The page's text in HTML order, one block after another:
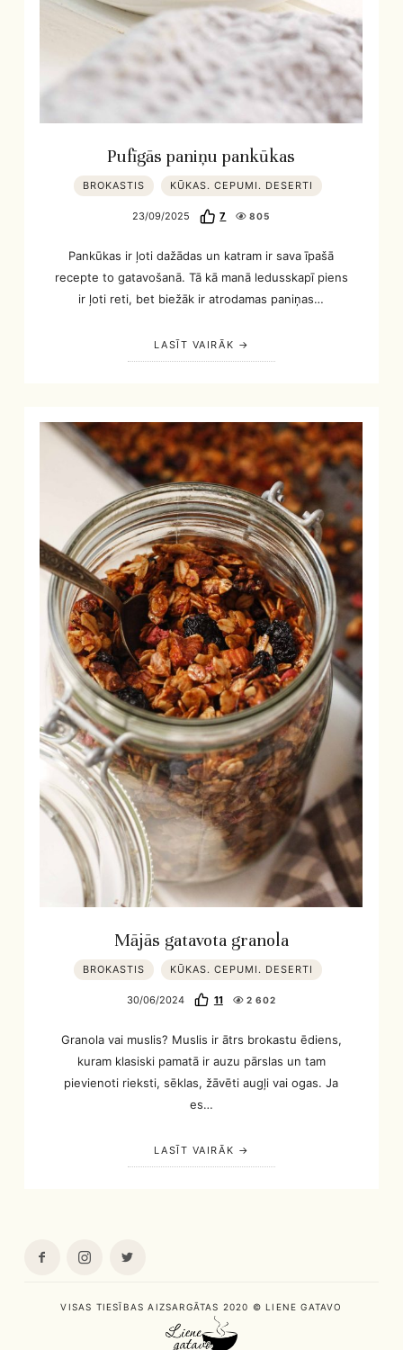
Pufīgās paniņu pankūkas
BROKASTIS KŪKAS. CEPUMI. DESERTI
23/09/2025 7 805
Pankūkas ir ļoti dažādas un katram ir sava īpašā
recepte to gatavošanā. Tā kā manā ledusskapī piens
ir ļoti reti, bet biežāk ir atrodamas paniņas…
LASĪT VAIRĀK
Mājās gatavota granola
BROKASTIS KŪKAS. CEPUMI. DESERTI
30/06/2024 11 2 602
Granola vai muslis? Muslis ir ātrs brokastu ēdiens,
kuram klasiski pamatā ir auzu pārslas un tam
pievienoti rieksti, sēklas, žāvēti augļi vai ogas. Ja
es…
LASĪT VAIRĀK
VISAS TIESĪBAS AIZSARGĀTAS 2020 © LIENE GATAVO